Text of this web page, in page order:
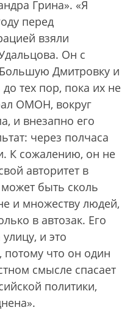
Грина». «Я
перед
взяли
Он с
Дмитровку и
до тех пор, пока их не
ОМОН, вокруг
и внезапно его
через полчаса
К сожалению, он не
авторитет в
быть сколь
и множеству людей,
в автозак. Его
и это
что он один
смысле спасает
политики,